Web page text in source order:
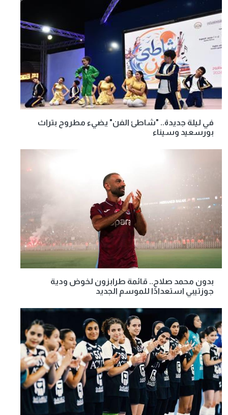
في ليلة جديدة.. "شاطئ الفن" يضيء مطروح بتراث
بورسعيد وسيناء
بدون محمد صلاح.. قائمة طرابزون لخوض ودية
جوزتيبي استعدادًا للموسم الجديد